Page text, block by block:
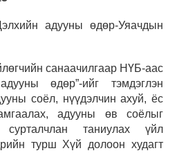
адууны өдөр-Уяачдын
санаачилгаар НҮБ-аас
өдөр”-ийг тэмдэглэн
соёл, нүүдэлчин ахуй, ёс
адууны өв соёлыг
сурталчлан таниулах үйл
турш Хүй долоон худагт